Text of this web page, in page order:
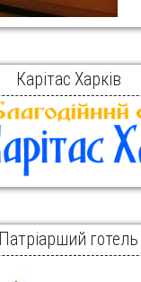
Карітас Харків
Патріарший готель